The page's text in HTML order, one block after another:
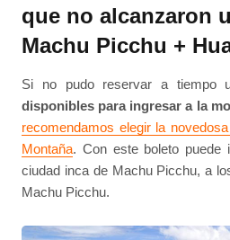
que no alcanzaron
Machu Picchu +
Si no pudo reservar a
disponibles para ingresar a la
recomendamos elegir la
Montaña. Con este boleto puede
ciudad inca de Machu Picchu, a
Machu Picchu.